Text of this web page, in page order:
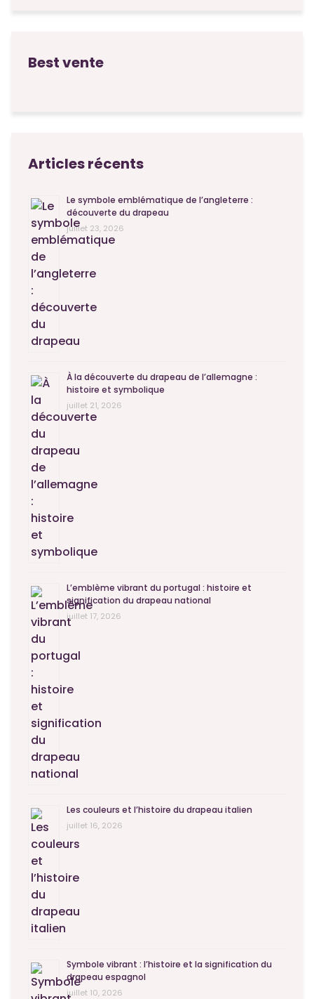
Best vente
Articles récents
Le symbole emblématique de l’angleterre :
découverte du drapeau
juillet 23, 2026
À la découverte du drapeau de l’allemagne :
histoire et symbolique
juillet 21, 2026
L’emblème vibrant du portugal : histoire et
signification du drapeau national
juillet 17, 2026
Les couleurs et l’histoire du drapeau italien
juillet 16, 2026
Symbole vibrant : l’histoire et la signification du
drapeau espagnol
juillet 10, 2026